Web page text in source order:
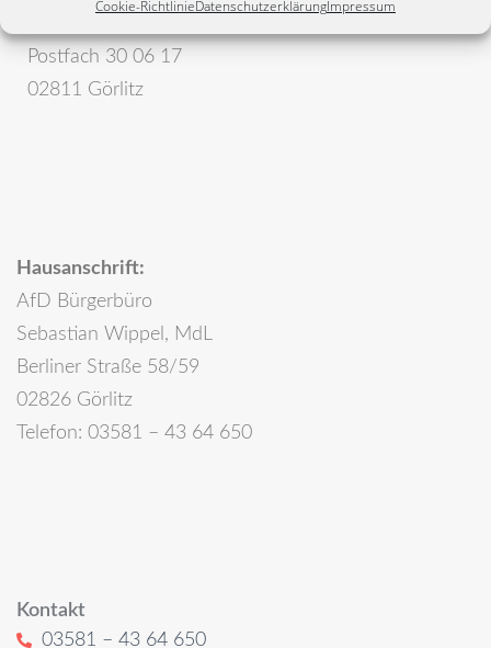
Cookie-RichtlinieDatenschutzerklärungImpressum
Postfach 30 06 17
02811 Görlitz
Hausanschrift:
AfD Bürgerbüro
Sebastian Wippel, MdL
Berliner Straße 58/59
02826 Görlitz
Telefon: 03581 – 43 64 650
Kontakt
03581 – 43 64 650